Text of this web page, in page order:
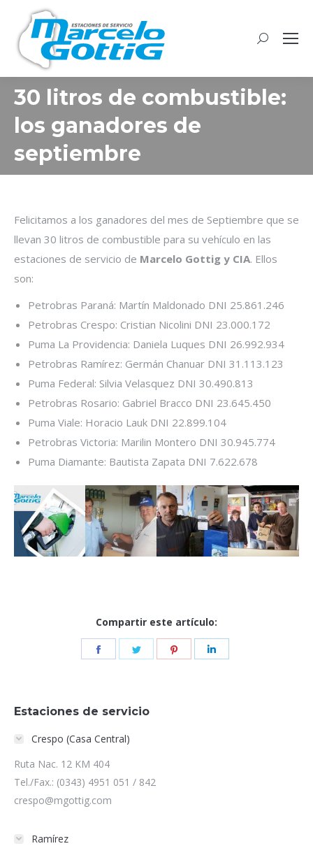
Buscar:
30 litros de combustible:
los ganadores de
septiembre
Felicitamos a los ganadores del mes de Septiembre que se
llevan 30 litros de combustible para su vehículo en las
estaciones de servicio de Marcelo Gottig y CIA. Ellos
son:
Petrobras Paraná: Martín Maldonado DNI 25.861.246
Petrobras Crespo: Cristian Nicolini DNI 23.000.172
Puma La Providencia: Daniela Luques DNI 26.992.934
Petrobras Ramírez: Germán Chanuar DNI 31.113.123
Puma Federal: Silvia Velasquez DNI 30.490.813
Petrobras Rosario: Gabriel Bracco DNI 23.645.450
Puma Viale: Horacio Lauk DNI 22.899.104
Petrobras Victoria: Marilin Montero DNI 30.945.774
Puma Diamante: Bautista Zapata DNI 7.622.678
Compartir este artículo:
Share
Share
Share
Estaciones de servicio
Crespo (Casa Central)
Ruta Nac. 12 KM 404
Tel./Fax.: (0343) 4951 051 / 842
crespo@mgottig.com
Ramírez